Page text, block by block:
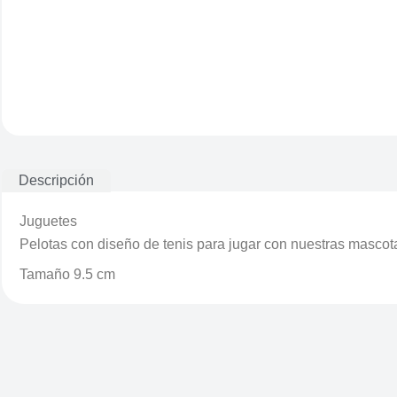
Descripción
Juguetes
Pelotas con diseño de tenis para jugar con nuestras
Tamaño 9.5 cm